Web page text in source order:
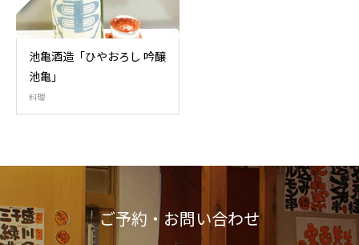
池亀酒造「ひやおろし 吟醸
池亀」
料理
ご予約・お問い合わせ